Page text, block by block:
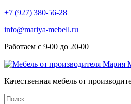
+7 (927) 380-56-28
info@mariya-mebell.ru
Работаем с 9-00 до 20-00
Качественная мебель от